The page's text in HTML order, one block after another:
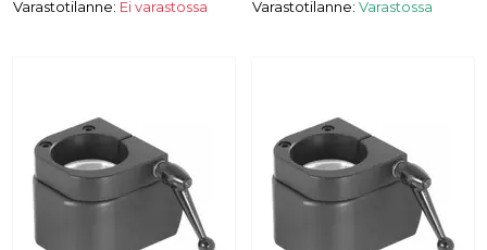
Varastotilanne: Ei varastossa
Varastotilanne: Varastossa